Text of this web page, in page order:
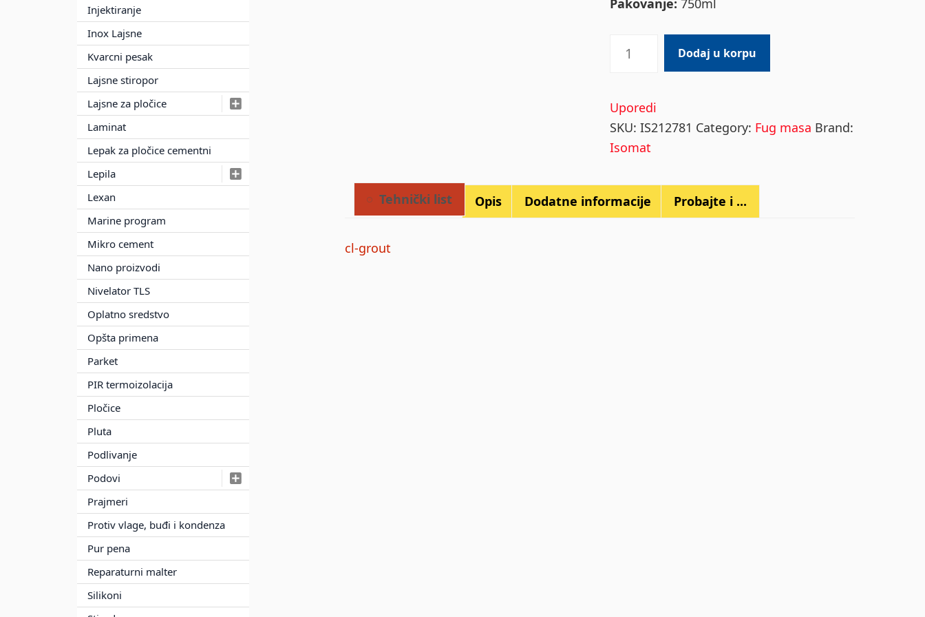
Pakovanje: 750ml
GROUT
Dodaj u korpu
Uporedi
SKU:IS212781 Category: Fug masa Brand:
Isomat
Tehnički list Opis Dodatne informacije Probajte i ...
cl-grout
Injektiranje
Inox Lajsne
Kvarcni pesak
Lajsne stiropor
Lajsne za pločice
Laminat
Lepak za pločice cementni
Lepila
Lexan
Marine program
Mikro cement
Nano proizvodi
Nivelator TLS
Oplatno sredstvo
Opšta primena
Parket
PIR termoizolacija
Pločice
Pluta
Podlivanje
Podovi
Prajmeri
Protiv vlage, buđi i kondenza
Pur pena
Reparaturni malter
Silikoni